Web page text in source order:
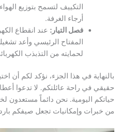
التكييف لتسمح بتوزيع
أرجاء الغرفة.
فصل التيار: عند انقطاع
المفتاح الرئيسي وأعد
لحمايته من التذبذب
بالنهاية في هذا الجزء، نؤكد لكم أن
حقيقي في راحة عائلتكم. لا تدعوا
حياتكم اليومية. نحن دائماً مستعدون
من خبرات وإمكانيات تجعل صيفكم